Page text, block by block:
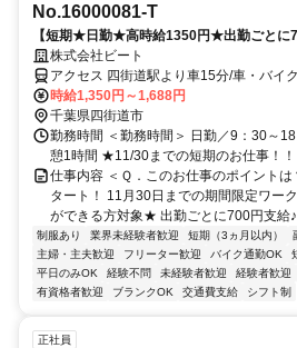
No.16000081-T
【短期★日勤★高時給1350円★出勤ごとに
～11/30までの短期！未経験でもできる軽作
株式会社ビート
アクセス 四街道駅より車15分/車・バイ
時給1,350円～1,688円
千葉県四街道市
勤務時間 ＜勤務時間＞ 日勤／9：30～
憩1時間 ★11/30までの短期のお仕事！！
仕事内容 ＜Ｑ．このお仕事のポイント
タート！ 11月30日までの期間限定ワ
ができる方対象★ 出勤ごとに700円支給
制服あり 業界未経験者歓迎 短期（3ヵ月以内）
主婦・主夫歓迎
フリーター歓迎 バイク通勤OK
平日のみOK
経験不問 未経験者歓迎 経験者歓迎
有資格者歓迎
ブランクOK 交通費支給 シフト制
正社員